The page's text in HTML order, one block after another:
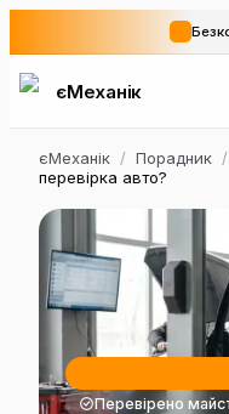
єМеханік
єМеханік / Порадник /
перевірка авто?
Перевірено